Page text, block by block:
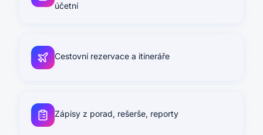
účetní
Cestovní rezervace a itineráře
Zápisy z porad, rešerše, reporty